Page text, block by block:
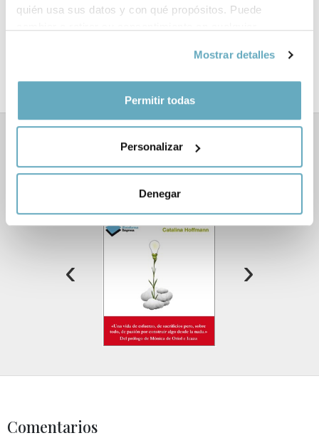
quién usa sus datos y con qué propósitos. Puede
Si lo permite, también quisiéramos:
geográfica que puede tener una precisión de varios
Identificar su dispositivo analizándolo activamente
datos personales y establezca sus preferencias en la
. Puede cambiar o retirar su
consentimiento en cualquier momento en la Declaración
Las cookies de este sitio web se usan para personalizar
el contenido y los anuncios, ofrecer funciones de redes
información sobre el uso que haga del sitio web con
que les haya proporcionado o que hayan recopilado a
Mostrar detalles
Permitir todas
Personalizar
Denegar
Libros relacionados
‹ ›
Comentarios